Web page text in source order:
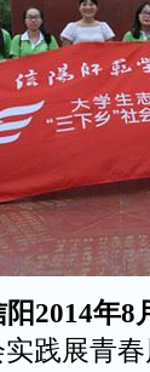
2014年8
践展青